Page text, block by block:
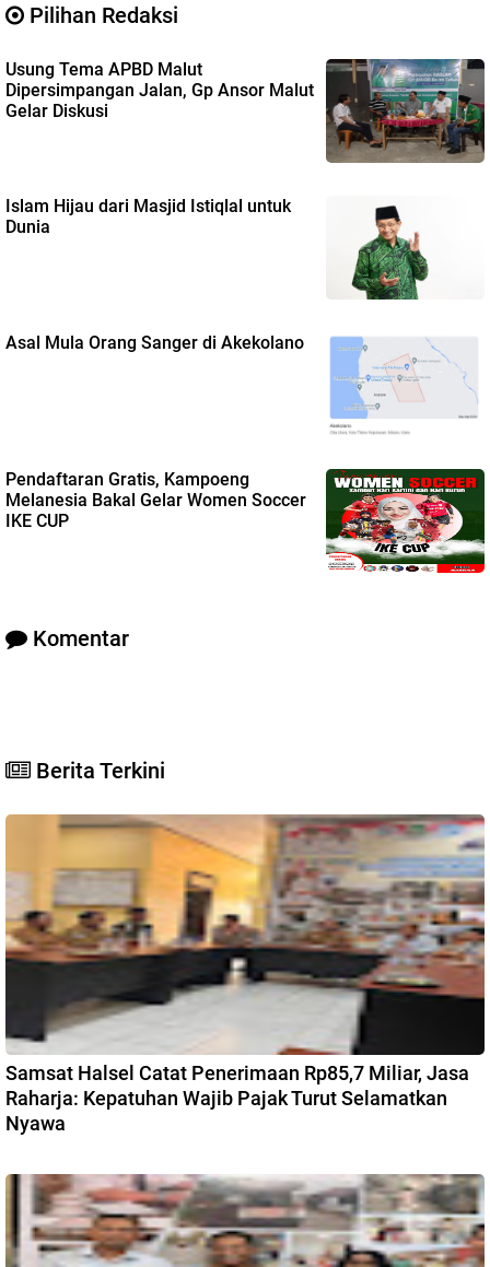
Pilihan Redaksi
Usung Tema APBD Malut
Dipersimpangan Jalan, Gp Ansor Malut
Gelar Diskusi
Islam Hijau dari Masjid Istiqlal untuk
Dunia
Asal Mula Orang Sanger di Akekolano
Pendaftaran Gratis, Kampoeng
Melanesia Bakal Gelar Women Soccer
IKE CUP
Komentar
Berita Terkini
Samsat Halsel Catat Penerimaan Rp85,7 Miliar, Jasa
Raharja: Kepatuhan Wajib Pajak Turut Selamatkan
Nyawa